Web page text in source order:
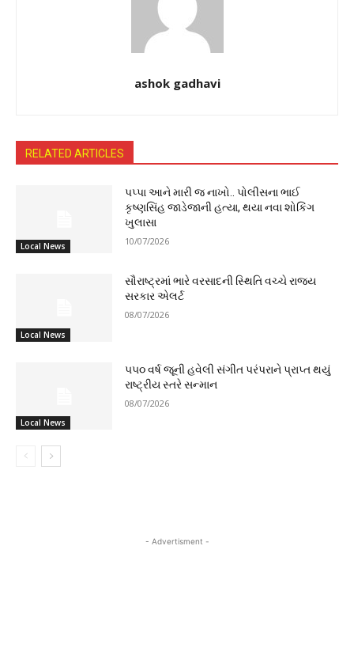
ashok gadhavi
RELATED ARTICLES
Local News
પપ્પા આને મારી જ નાખો.. પોલીસના ભાઈ
કૃષ્ણસિંહ જાડેજાની હત્યા, થયા નવા શોકિંગ
ખુલાસા
10/07/2026
Local News
સૌરાષ્ટ્રમાં ભારે વરસાદની સ્થિતિ વચ્ચે રાજ્ય
સરકાર એલર્ટ
08/07/2026
Local News
૫૫૦ વર્ષ જૂની હવેલી સંગીત પરંપરાને પ્રાપ્ત થયું
રાષ્ટ્રીય સ્તરે સન્માન
08/07/2026
- Advertisment -